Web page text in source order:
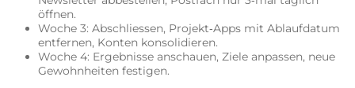
öffnen.
Woche 3: Abschliessen, Projekt‑Apps mit Ablaufdatum
entfernen, Konten konsolidieren.
Woche 4: Ergebnisse anschauen, Ziele anpassen, neue
Gewohnheiten festigen.